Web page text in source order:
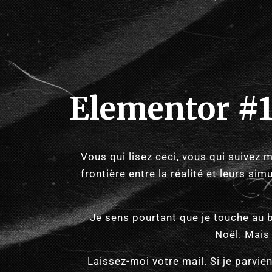
Elementor
Vous qui lisez ceci, vous qui suivez
frontière entre la réalité et leurs
Je sens pourtant que je touche au
Noël.
Laissez-moi votre mail. Si je